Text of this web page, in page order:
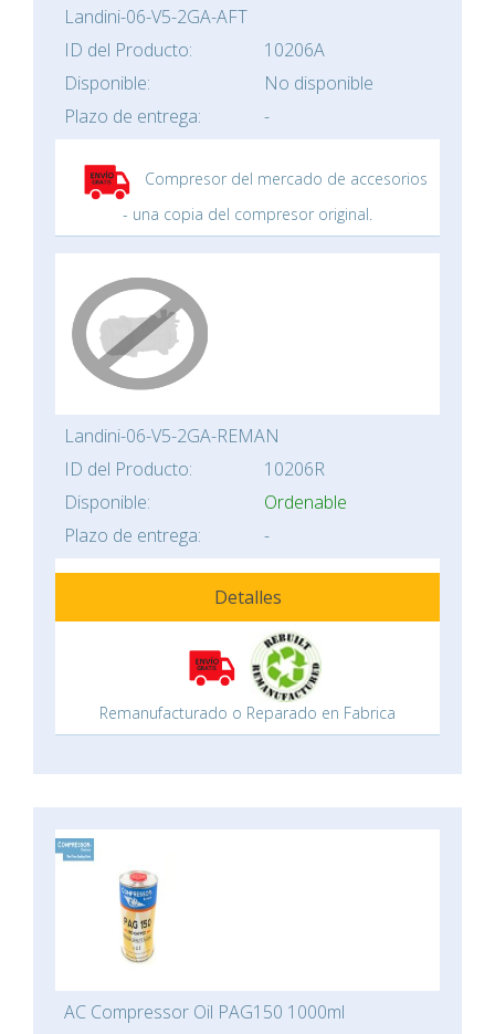
Landini-06-V5-2GA-AFT
ID del Producto:
10206A
Disponible:
No disponible
Plazo de entrega:
-
Compresor del mercado de accesorios
- una copia del compresor original.
Landini-06-V5-2GA-REMAN
ID del Producto:
10206R
Disponible:
Ordenable
Plazo de entrega:
-
Detalles
Remanufacturado o Reparado en Fabrica
AC Compressor Oil PAG150 1000ml